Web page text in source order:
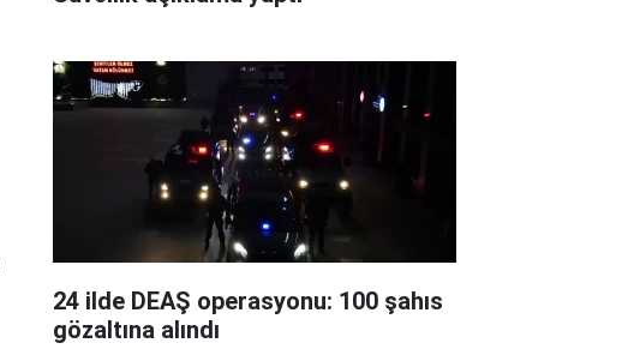
24 ilde DEAŞ operasyonu: 100 şahıs
gözaltına alındı